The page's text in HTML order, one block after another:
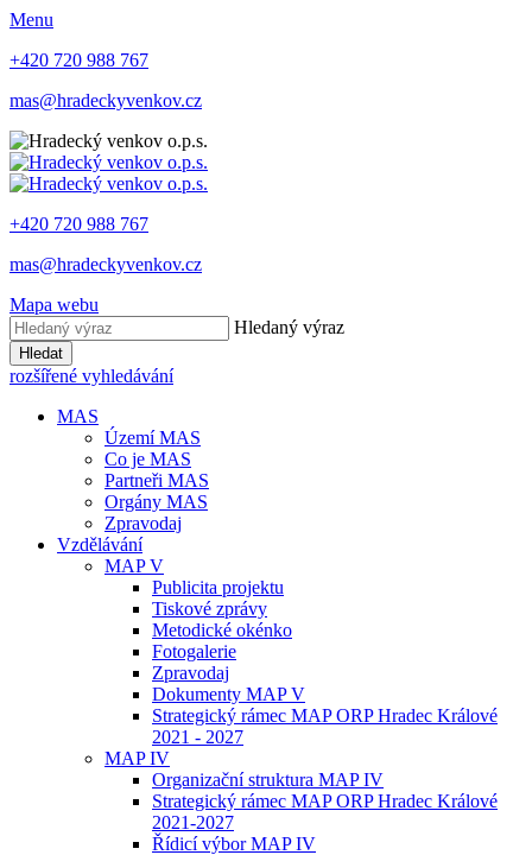
Menu
+420 720 988 767
mas@hradeckyvenkov.cz
+420 720 988 767
mas@hradeckyvenkov.cz
Mapa webu
Hledaný výraz
Hledat
rozšířené vyhledávání
MAS
Území MAS
Co je MAS
Partneři MAS
Orgány MAS
Zpravodaj
Vzdělávání
MAP V
Publicita projektu
Tiskové zprávy
Metodické okénko
Fotogalerie
Zpravodaj
Dokumenty MAP V
Strategický rámec MAP ORP Hradec Králové
2021 - 2027
MAP IV
Organizační struktura MAP IV
Strategický rámec MAP ORP Hradec Králové
2021-2027
Řídicí výbor MAP IV